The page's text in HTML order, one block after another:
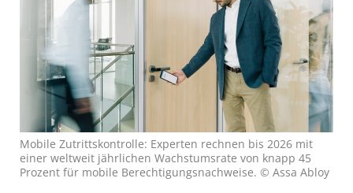
Mobile Zutrittskontrolle: Experten rechnen bis 2026 mit
einer weltweit jährlichen Wachstumsrate von knapp 45
Prozent für mobile Berechtigungsnachweise. © Assa Abloy